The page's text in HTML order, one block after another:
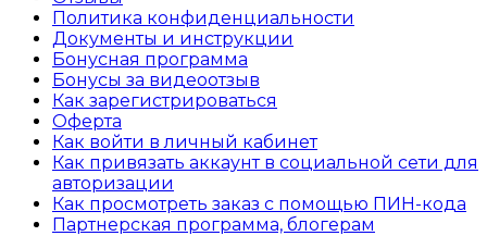
Политика конфиденциальности
Документы и инструкции
Бонусная программа
Бонусы за видеоотзыв
Как зарегистрироваться
Оферта
Как войти в личный кабинет
Как привязать аккаунт в социальной сети для
авторизации
Как просмотреть заказ с помощью ПИН-кода
Партнерская программа, блогерам